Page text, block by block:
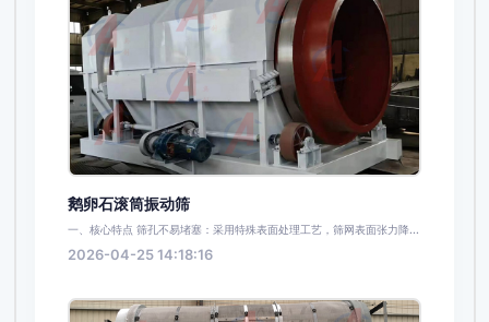
鹅卵石滚筒振动筛
一、核心特点 筛孔不易堵塞：采用特殊表面处理工艺，筛网表面张力降...
2026-04-25 14:18:16